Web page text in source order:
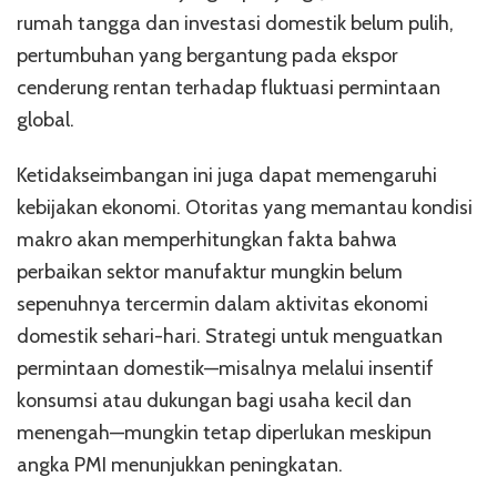
rumah tangga dan investasi domestik belum pulih,
pertumbuhan yang bergantung pada ekspor
cenderung rentan terhadap fluktuasi permintaan
global.
Ketidakseimbangan ini juga dapat memengaruhi
kebijakan ekonomi. Otoritas yang memantau kondisi
makro akan memperhitungkan fakta bahwa
perbaikan sektor manufaktur mungkin belum
sepenuhnya tercermin dalam aktivitas ekonomi
domestik sehari-hari. Strategi untuk menguatkan
permintaan domestik—misalnya melalui insentif
konsumsi atau dukungan bagi usaha kecil dan
menengah—mungkin tetap diperlukan meskipun
angka PMI menunjukkan peningkatan.